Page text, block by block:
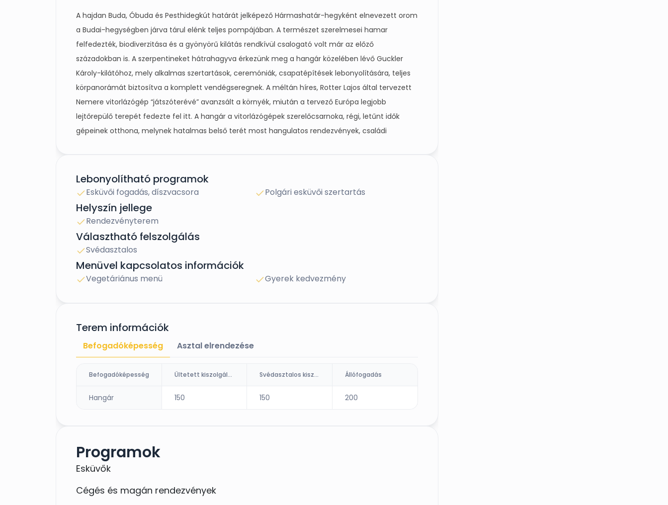
A hajdan Buda, Óbuda és Pesthidegkút határát jelképező Hármashatár-hegyként elnevezett orom
a Budai-hegységben járva tárul elénk teljes pompájában. A természet szerelmesei hamar
felfedezték, biodiverzitása és a gyönyörű kilátás rendkívül csalogató volt már az előző
századokban is. A szerpentineket hátrahagyva érkezünk meg a hangár közelében lévő Guckler
Károly-kilátóhoz, mely alkalmas szertartások, ceremóniák, csapatépítések lebonyolítására, teljes
körpanorámát biztosítva a komplett vendégseregnek. A méltán híres, Rotter Lajos által tervezett
Nemere vitorlázógép “játszóterévé” avanzsált a környék, miután a tervező Európa legjobb
lejtőrepülő terepét fedezte fel itt. A hangár a vitorlázógépek szerelőcsarnoka, régi, letűnt idők
gépeinek otthona, melynek hatalmas belső terét most hangulatos rendezvények, családi
vendégeit.
Lebonyolítható programok
Esküvői fogadás, díszvacsora Polgári esküvői szertartás
Helyszín jellege
Rendezvényterem
Választható felszolgálás
Svédasztalos
Menüvel kapcsolatos információk
Vegetáriánus menü Gyerek kedvezmény
Terem információk
Befogadóképesség Asztal elrendezése
Befogadóképesség Ültetett kiszolgálás (fő) Svédasztalos kiszolgálás Állófogadás
Hangár 150 150 200
Programok
Esküvők
Cégés és magán rendezvények